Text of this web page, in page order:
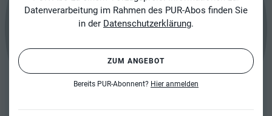
Datenverarbeitung im Rahmen des PUR-Abos finden Sie
in der Datenschutzerklärung.
ZUM ANGEBOT
Bereits PUR-Abonnent? Hier anmelden